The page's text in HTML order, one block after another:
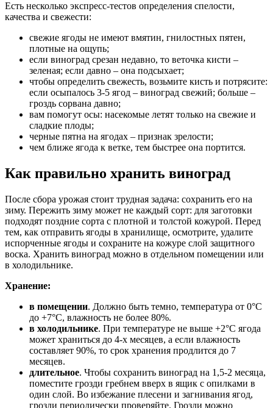
Есть несколько экспресс-тестов определения спелости,
качества и свежести:
свежие ягоды не имеют вмятин, гнилостных пятен,
плотные на ощупь;
если виноград срезан недавно, то веточка кисти –
зеленая; если давно – она подсыхает;
чтобы определить свежесть, возьмите кисть и потрясите:
если осыпалось 3-5 ягод – виноград свежий; больше –
гроздь сорвана давно;
вам помогут осы: насекомые летят только на свежие и
сладкие плоды;
черные пятна на ягодах – признак зрелости;
чем ближе ягода к ветке, тем быстрее она портится.
Как правильно хранить виноград
После сбора урожая стоит трудная задача: сохранить его на
зиму. Пережить зиму может не каждый сорт: для заготовки
подходят поздние сорта с плотной и толстой кожурой. Перед
тем, как отправить ягоды в хранилище, осмотрите, удалите
испорченные ягоды и сохраните на кожуре слой защитного
воска. Хранить виноград можно в отдельном помещении или
в холодильнике.
Хранение:
в помещении. Должно быть темно, температура от 0°С
до +7°С, влажность не более 80%.
в холодильнике. При температуре не выше +2°С ягода
может храниться до 4-х месяцев, а если влажность
составляет 90%, то срок хранения продлится до 7
месяцев.
длительное. Чтобы сохранить виноград на 1,5-2 месяца,
поместите грозди гребнем вверх в ящик с опилками в
один слой. Во избежание плесени и загнивания ягод,
грозди периодически проверяйте. Грозди можно